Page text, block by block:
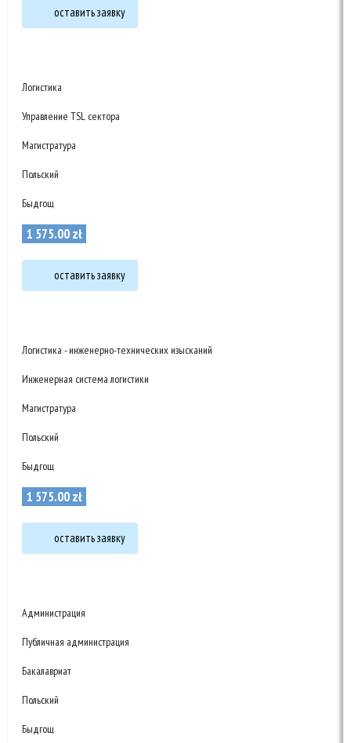
оставить заявку
Логистика
Управление TSL сектора
Магистратура
Польский
Быдгощ
1 575.00zł
оставить заявку
Логистика - инженерно-технических изысканий
Инженерная система логистики
Магистратура
Польский
Быдгощ
1 575.00zł
оставить заявку
Администрация
Публичная администрация
Бакалавриат
Польский
Быдгощ